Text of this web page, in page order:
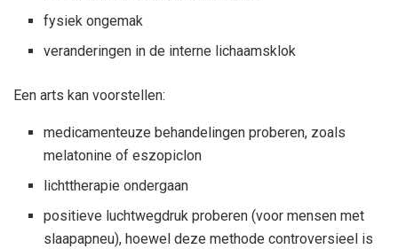
fysiek ongemak
veranderingen in de interne lichaamsklok
Een arts kan voorstellen:
medicamenteuze behandelingen proberen, zoals
melatonine of eszopiclon
lichttherapie ondergaan
positieve luchtwegdruk proberen (voor mensen met
slaapapneu), hoewel deze methode controversieel is